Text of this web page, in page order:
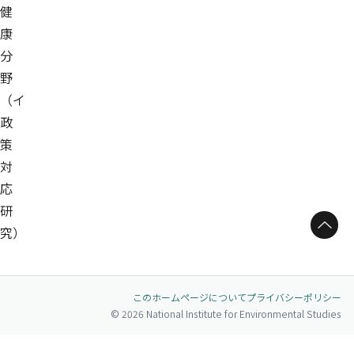
健
康
分
野
（イ
政
策
対
応
研
究）
ページトップへ
このホームページについてプライバシーポリシー
© 2026 National Institute for Environmental Studies